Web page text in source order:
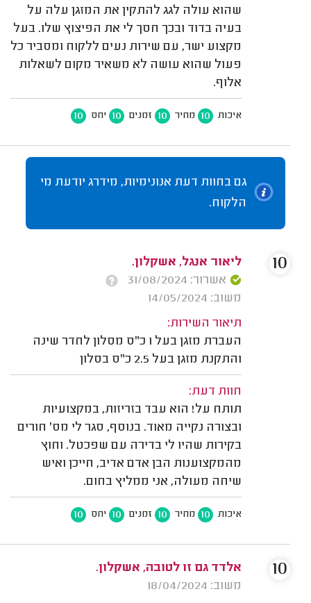
שהוא עולה לגג להתקין את המזגן עלה על
בעיה בדוד ובכך חסך לי את הפיצוץ שלו. בעל
מקצוע ישר, עם שירות נעים ללקוח ומסביר כל
פעול שהוא עושה לא משאיר מקום לשאלות
אלוף.
איכות 10 מחיר 10 זמנים 10 יחס 10
גם בחוות דעת אנונימיות, מידרג יודעת מי
הלקוח.
ליאור אנגל, אשקלון.
אשרור: 31/08/2024
משוב: 14/05/2024
תיאור השירות:
העברת מזגן בעל 1 כ"ס מסלון לחדר שינה
והתקנת מזגן בעל 2.5 כ"ס בסלון
חוות דעת:
תותח על! הוא עבד בזריזות, במקצועיות
ובצורה נקייה מאוד. בנוסף, סגר לי מס' חורים
בקירות שהיו לי בדירה עם שפכטל. וחוץ
מהמקצוענות הבן אדם אדיב, חייכן ואיש
שיחה מעולה, אני ממליץ בחום.
איכות 10 מחיר 10 זמנים 10 יחס 10
10
אלדד גם זו לטובה, אשקלון.
משוב: 18/04/2024
10